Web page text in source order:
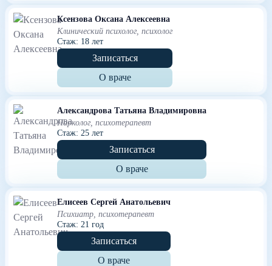
Ксензова Оксана Алексеевна
Клинический психолог, психолог
Стаж: 18 лет
Записаться
О враче
Александрова Татьяна Владимировна
Нарколог, психотерапевт
Стаж: 25 лет
Записаться
О враче
Елисеев Сергей Анатольевич
Психиатр, психотерапевт
Стаж: 21 год
Записаться
О враче